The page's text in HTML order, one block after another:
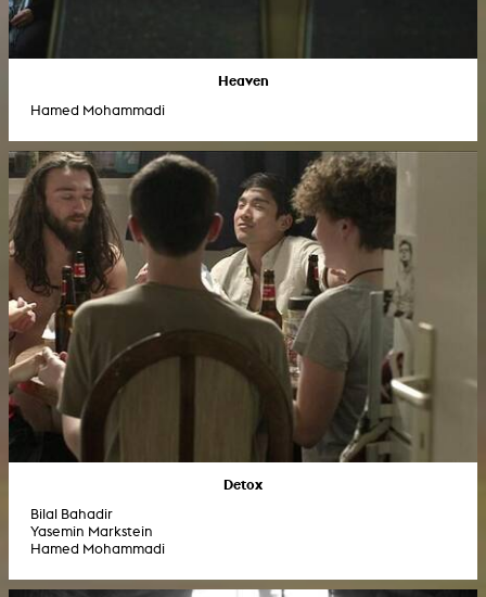
Heaven
Hamed Mohammadi
Detox
Bilal Bahadir
Yasemin Markstein
Hamed Mohammadi